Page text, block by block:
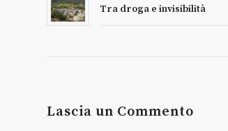
Tra droga e invisibilità
Lascia un Commento